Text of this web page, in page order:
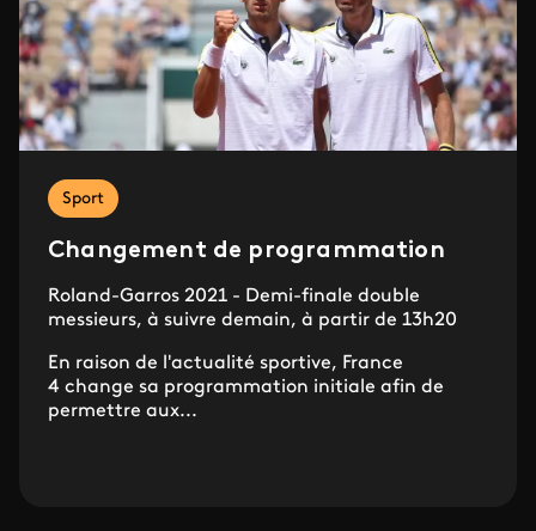
Sport
Changement de programmation
Roland-Garros 2021 - Demi-finale double
messieurs, à suivre demain, à partir de 13h20
En raison de l'actualité sportive, France
4 change sa programmation initiale afin de
permettre aux...